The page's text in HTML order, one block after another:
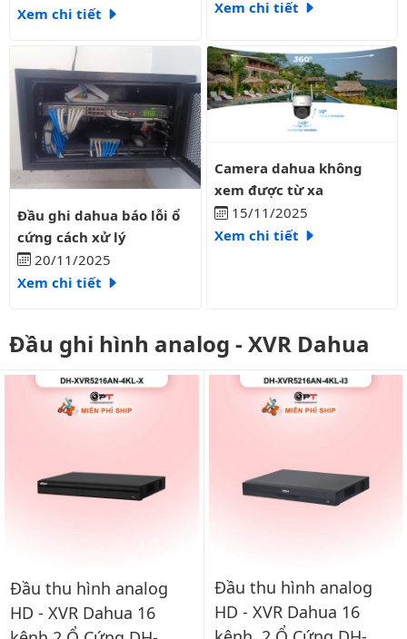
Xem chi tiết
Xem chi tiết
Đầu ghi dahua báo lỗi ổ cứng cách xử lý
Đầu ghi dahua báo lỗi ổ
cứng cách xử lý
20/11/2025
Xem chi tiết
Camera dahua không xem
Camera dahua không
xem được từ xa
15/11/2025
Xem chi tiết
Đầu ghi hình analog - XVR Dahua
Đầu thu hình analog
HD - XVR Dahua 16
Đầu thu hình analog
HD - XVR Dahua 16